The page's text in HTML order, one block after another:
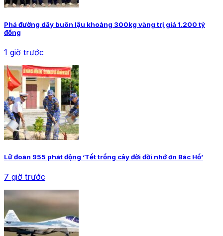
Phá đường dây buôn lậu khoảng 300kg vàng trị giá 1.200 tỷ
đồng
1 giờ trước
Lữ đoàn 955 phát động ‘Tết trồng cây đời đời nhớ ơn Bác Hồ’
7 giờ trước